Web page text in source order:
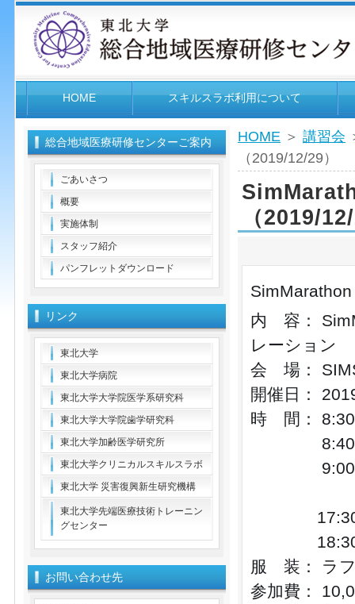
HOME スキルスラボ利用について
HOME ＞ 講習会
（2019/12/29）
（2019/
内 容：
レーション
会 場：
開催日：
時 間： 8:30
8:40 オ
9:00 シ
17:30頃
18:30 参
服 装： ラ
参加費：
総合地域医療研修センターご案内
ごあいさつ
概要
実施体制
スタッフ紹介
パンフレットダウンロード
リンク
東北大学
東北大学病院
東北大学大学院医学系研究科
東北大学大学院歯学研究科
東北大学加齢医学研究所
東北大学クリニカルスキルスラボ
東北大学 災害復興新生研究機構
東北大学先端医療技術トレーニン
グセンター
お問い合わせ先